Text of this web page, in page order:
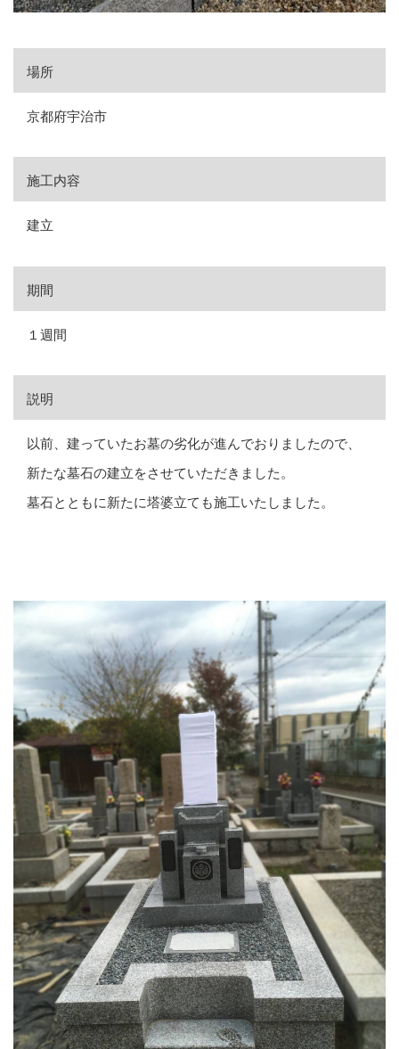
場所
京都府宇治市
施工内容
建立
期間
１週間
説明
以前、建っていたお墓の劣化が進んでおりましたので、
新たな墓石の建立をさせていただきました。
墓石とともに新たに塔婆立ても施工いたしました。